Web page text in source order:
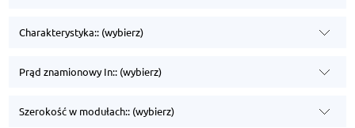
Charakterystyka:: (wybierz)
Prąd znamionowy In:: (wybierz)
Szerokość w modułach:: (wybierz)